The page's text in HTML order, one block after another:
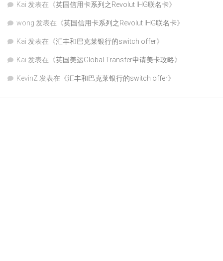
Kai 发表在《英国信用卡系列之Revolut IHG联名卡》
wong 发表在《英国信用卡系列之Revolut IHG联名卡》
Kai 发表在《汇丰和巴克莱银行的switch offer》
Kai 发表在《英国美运Global Transfer申请美卡攻略》
KevinZ 发表在《汇丰和巴克莱银行的switch offer》